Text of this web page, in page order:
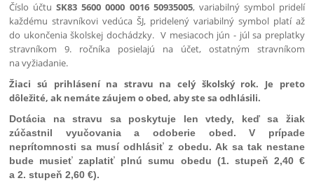
Číslo účtuSK83 5600 0000 0016 50935005, variabilný symbol pridelí
každému stravníkovi vedúca ŠJ, pridelený variabilný symbol platí až
do ukončenia školskej dochádzky. V mesiacoch jún - júl sa preplatky
stravníkom 9. ročníka posielajú na účet, ostatným stravníkom
na vyžiadanie.
Žiaci sú prihlásení na stravu na celý školský rok. Je preto
dôležité, ak nemáte záujem o obed, aby ste sa odhlásili.
Dotácia na stravu sa poskytuje len vtedy, keď sa žiak
zúčastnil vyučovania a odoberie obed. V prípade
neprítomnosti sa musí odhlásiť z obedu. Ak sa tak nestane
bude musieť zaplatiť plnú sumu obedu (1. stupeň 2,40 €
a 2. stupeň 2,60 €).